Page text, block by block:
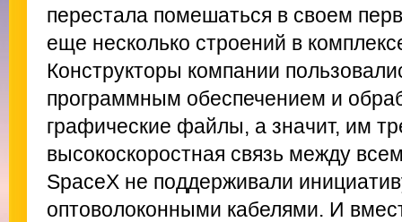
перестала помешаться в своем
еще несколько строений в
Конструкторы компании
программным обеспечением и
графические файлы, а значит, им
высокоскоростная связь между
SpaceX не поддерживали
оптоволоконными кабелями. И